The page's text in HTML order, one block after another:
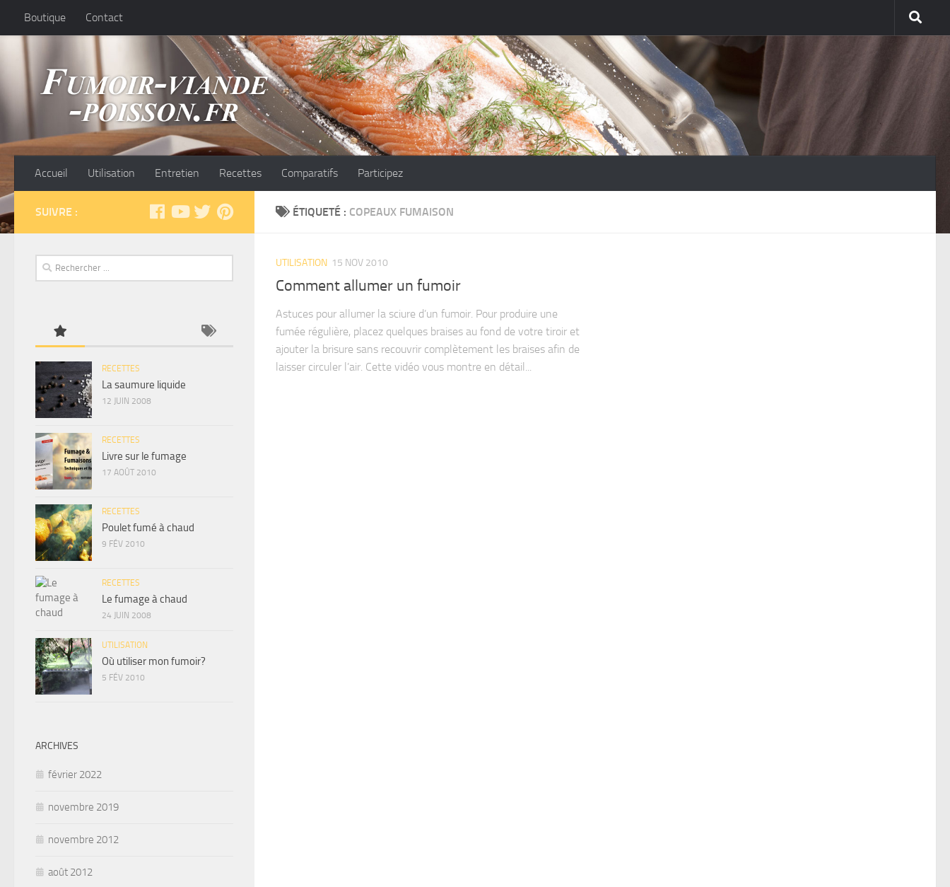
Boutique Contact
Accueil Utilisation Entretien Recettes Comparatifs Participez
ÉTIQUETÉ : COPEAUX FUMAISON
UTILISATION 15 NOV 2010
Comment allumer un fumoir
Astuces pour allumer la sciure d’un fumoir. Pour produire une
fumée régulière, placez quelques braises au fond de votre tiroir et
ajouter la brisure sans recouvrir complètement les braises afin de
laisser circuler l’air. Cette vidéo vous montre en détail...
SUIVRE :
RECETTES
La saumure liquide
12 JUIN 2008
RECETTES
Livre sur le fumage
17 AOÛT 2010
RECETTES
Poulet fumé à chaud
9 FÉV 2010
RECETTES
Le fumage à chaud
24 JUIN 2008
UTILISATION
Où utiliser mon fumoir?
5 FÉV 2010
ARCHIVES
février 2022
novembre 2019
novembre 2012
août 2012